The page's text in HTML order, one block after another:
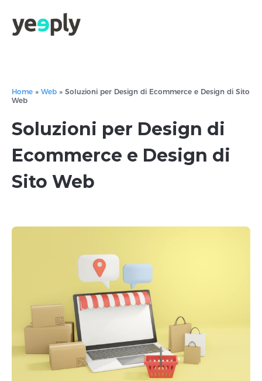
Home » Web » Soluzioni per Design di Ecommerce e Design di Sito
Web
Soluzioni per Design di
Ecommerce e Design di
Sito Web